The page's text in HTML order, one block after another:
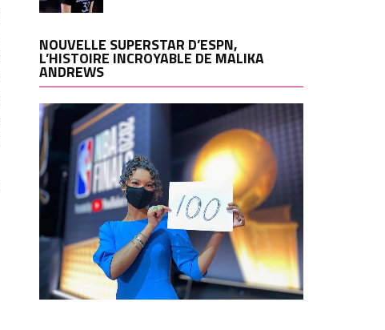
NOUVELLE SUPERSTAR D’ESPN,
L’HISTOIRE INCROYABLE DE MALIKA
ANDREWS